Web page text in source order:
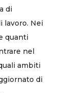
di
lavoro. Nei
quanti
nel
ambiti
di